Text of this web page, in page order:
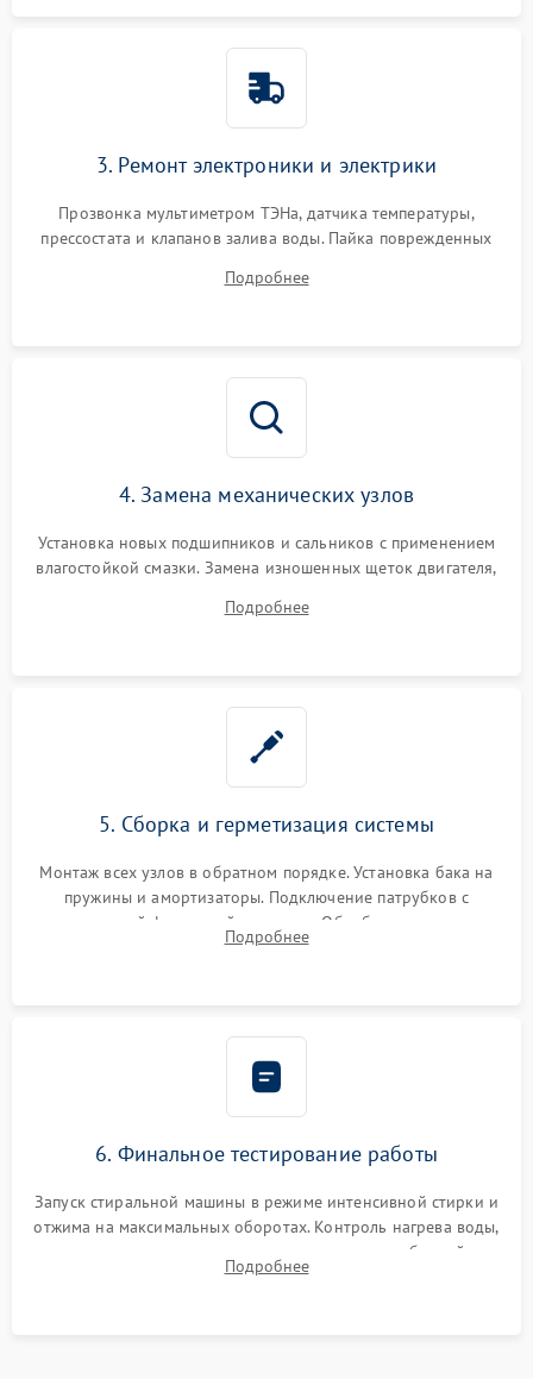
3. Ремонт электроники и электрики
Прозвонка мультиметром ТЭНа, датчика температуры,
прессостата и клапанов залива воды. Пайка поврежденных
Восстановление целостности проводки и контактов.
Подробнее
4. Замена механических узлов
Установка новых подшипников и сальников с применением
влагостойкой смазки. Замена изношенных щеток двигателя,
или поврежденной резиновой манжеты.
Подробнее
5. Сборка и герметизация системы
Монтаж всех узлов в обратном порядке. Установка бака на
пружины и амортизаторы. Подключение патрубков с
надежной фиксацией хомутами. Обработка стыков
герметиком для предотвращения возможных протечек воды.
Подробнее
6. Финальное тестирование работы
Запуск стиральной машины в режиме интенсивной стирки и
отжима на максимальных оборотах. Контроль нагрева воды,
корректности слива, отсутствия излишних вибраций,
посторонних стуков и протечек под корпусом.
Подробнее